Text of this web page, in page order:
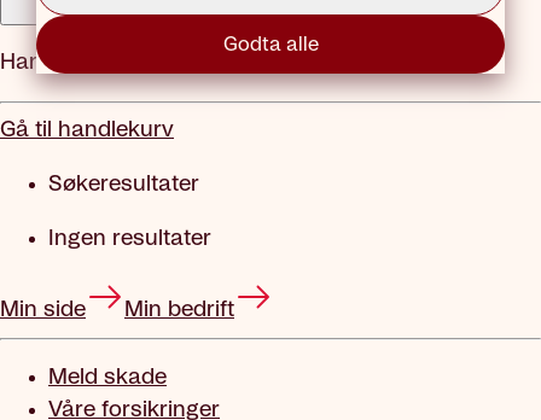
Godta alle
Handlekurv
Gå til handlekurv
Søkeresultater
Ingen resultater
Min side Min bedrift
Meld skade
Våre forsikringer